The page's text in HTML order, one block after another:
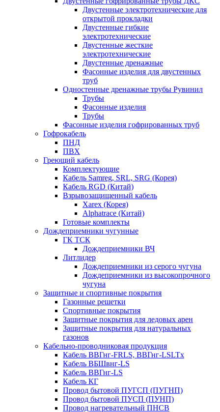
Двустенные электротехнические для
открытой прокладки
Двустенные гибкие
электротехнические
Двустенные жесткие
электротехнические
Двустенные дренажные
Фасонные изделия для двустенных
труб
Одностенные дренажные трубы Рувинил
Трубы
Фасонные изделия
Трубы
Фасонные изделия гофрированных труб
Гофрокабель
ПНД
ПВХ
Греющий кабель
Комплектующие
Кабель Samreg, SRL, SRG (Корея)
Кабель RGD (Китай)
Взрывозащищенный кабель
Xarex (Корея)
Alphatrace (Китай)
Готовые комплекты
Дождеприемники чугунные
ГК ТСК
Дождеприемники ВЧ
Литлидер
Дождеприемники из серого чугуна
Дождеприемники из высокопрочного
чугуна
Защитные и спортивные покрытия
Газонные решетки
Спортивные покрытия
Защитные покрытия для ледовых арен
Защитные покрытия для натуральных
газонов
Кабельно-проводниковая продукция
Кабель ВВГнг-FRLS, ВВГнг-LSLTx
Кабель ВБШвнг-LS
Кабель ВВГнг-LS
Кабель КГ
Провод бытовой ПУГСП (ПУГНП)
Провод бытовой ПУСП (ПУНП)
Провод нагревательный ПНСВ